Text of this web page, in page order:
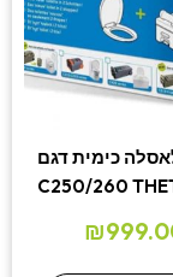
כימית דגם
C250/260
₪